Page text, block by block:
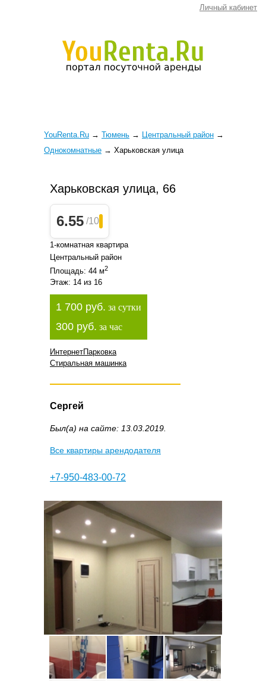
Личный кабинет
YouRenta.Ru → Тюмень → Центральный район →
Однокомнатные → Харьковская улица
Харьковская улица, 66
6.55 /10
1-комнатная квартира
Центральный район
Площадь: 44 м2
Этаж: 14 из 16
1 700 руб. за сутки
300 руб. за час
ИнтернетПарковка
Стиральная машинка
Сергей
Был(а) на сайте: 13.03.2019.
Все квартиры арендодателя
+7-950-483-00-72